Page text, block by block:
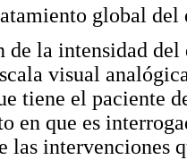
global del
de la intensidad
visual
tiene el paciente
en que es
las intervenciones